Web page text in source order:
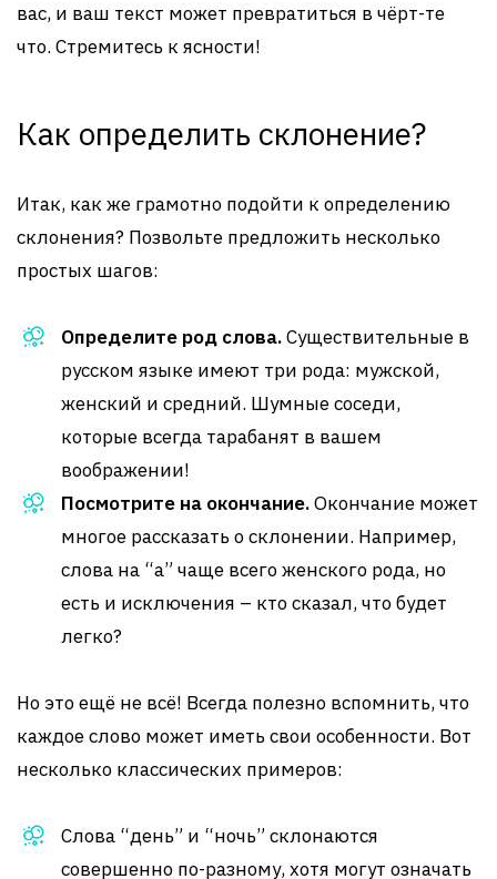
вас, и ваш текст может превратиться в чёрт-те
что. Стремитесь к ясности!
Как определить склонение?
Итак, как же грамотно подойти к определению
склонения? Позвольте предложить несколько
простых шагов:
Определите род слова.Существительные в
русском языке имеют три рода: мужской,
женский и средний. Шумные соседи,
которые всегда тарабанят в вашем
воображении!
Посмотрите на окончание.Окончание может
многое рассказать о склонении. Например,
слова на “а” чаще всего женского рода, но
есть и исключения – кто сказал, что будет
легко?
Но это ещё не всё! Всегда полезно вспомнить, что
каждое слово может иметь свои особенности. Вот
несколько классических примеров:
Слова “день” и “ночь” склонаются
совершенно по-разному, хотя могут означать